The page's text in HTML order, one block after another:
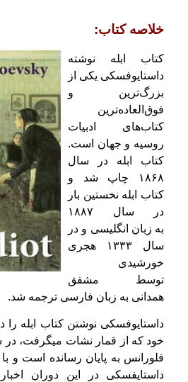
خلاصه کتاب:
کتاب ابله نوشته
داستایوفسکی یکی از
بزرگ‌ترین و
فوق‌العاده‌ترین
کتاب‌‌های ادبیات
روسیه و جهان است.
کتاب ابله در سال
۱۸۶۸ چاپ شد و
کتاب ابله نخستین بار
در سال ۱۸۸۷
به زبان انگلیسی و در
سال ۱۳۳۳ هجری
خورشیدی
توسط مشفق
همدانی به زبان فارسی ترجمه شد.
داستایوفسکی نوشتن کتاب ابله را
خود که از قمار نشات میگرفت، در
فلورانس به پایان رسانده است و
داستایفسکی در این دوران